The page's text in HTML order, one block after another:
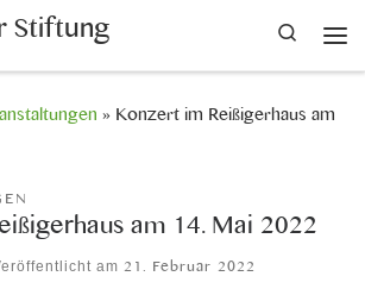
Stiftung Search
» Konzert im Reißigerhaus am
am 14. Mai 2022
am21. Februar 2022